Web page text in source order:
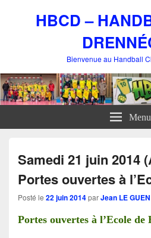
HBCD –
Bienvenue au Handball
Menu
Samedi 21 juin 2014
Portes ouvertes à
Posté le 22 juin 2014parJean LE GUEN
Portes ouvertes à l’Ecole